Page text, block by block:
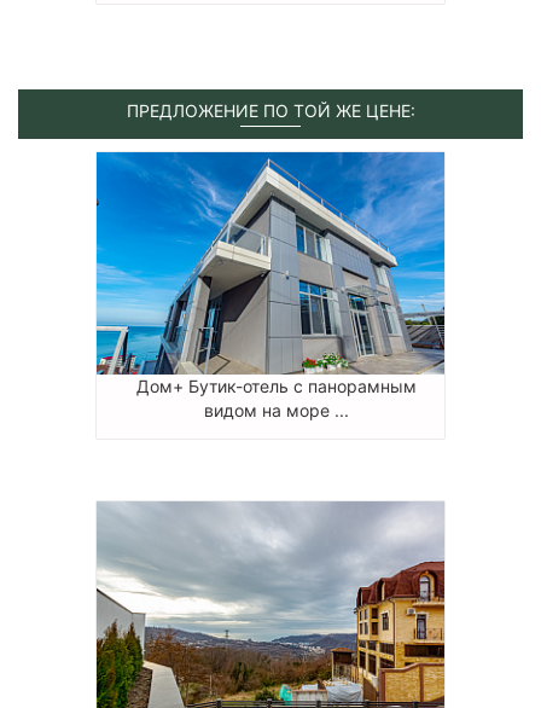
ПРЕДЛОЖЕНИЕ ПО ТОЙ ЖЕ ЦЕНЕ:
Дом+ Бутик-отель с панорамным
видом на море ...